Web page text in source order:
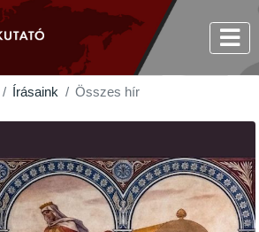
Írásaink Összes hír